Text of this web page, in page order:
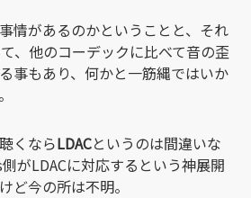
情があるのかということと、それ
、他のコーデックに比べて音の歪
事もあり、何かと一筋縄ではいか
くならLDACというのは間違いな
がLDACに対応するという神展開
ど今の所は不明。